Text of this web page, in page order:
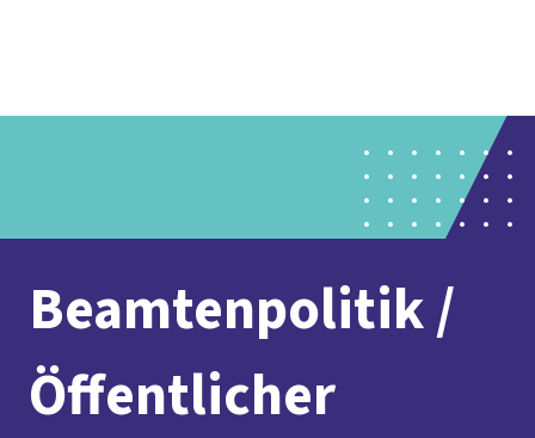
Mitmachen
Beamtenpolitik /
Öffentlicher